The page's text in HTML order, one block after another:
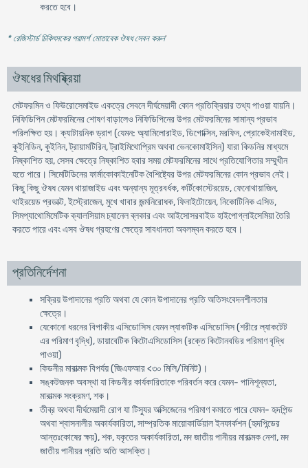
করতে হবে।
* রেজিস্টার্ড চিকিৎসকের পরামর্শ মোতাবেক ঔষধ সেবন করুন'
ঔষধের মিথষ্ক্রিয়া
মেটফরমিন ও ফিউরোসেমাইড একত্রে সেবনে দীর্ঘমেয়াদী কোন প্রতিক্রিয়ার তথ্য পাওয়া যায়নি।
নিফিডিপিন মেটফরমিনের শোষণ বাড়ালেও নিফিডিপিনের উপর মেটফরমিনের সামান্য প্রভাব
পরিলক্ষিত হয়। ক্যাটায়নিক ড্রাগ (যেমন: অ্যামিলোরাইড, ডিগোক্সিন, মরফিন, প্রোকেইনামাইড,
কুইনিডিন, কুইনিন, ট্রায়ামটিরিন, ট্রাইমিথোপ্রিম অথবা ভেনকোমাইসিন) যারা কিডনির মাধ্যমে
নিষ্কাশিত হয়, সেসব ক্ষেত্রে নিষ্কাশিত হবার সময় মেটফরমিনের সাথে প্রতিযোগিতার সম্মুখীন
হতে পারে। সিমেটিডিনের ফার্মাকোকাইনেটিক বৈশিষ্ট্যের উপর মেটফরমিনের কোন প্রভাব নেই।
কিছু কিছু ঔষধ যেমন থায়াজাইড এবং অন্যান্য মূত্রবর্ধক, কর্টিকোস্টেরয়েড, ফেনোথায়াজিন,
থাইরয়েড প্রডাক্ট, ইস্ট্রোজেন, মুখে খাবার জন্মনিরোধক, ফিনাইটোয়েন, নিকোটিনিক এসিড,
সিমপ্যাথোমিমেটিক ক্যালসিয়াম চ্যানেল ব্লকার এবং আইসোসরবাইড হাইপোগ্লাইসেমিয়া তৈরি
করতে পারে এবং এসব ঔষধ গ্রহণের ক্ষেত্রে সাবধানতা অবলম্বন করতে হবে।
প্রতিনির্দেশনা
সক্রিয় উপাদানের প্রতি অথবা যে কোন উপাদানের প্রতি অতিসংবেদনশীলতার
ক্ষেত্রে।
যেকোনো ধরনের বিপাকীয় এসিডোসিস যেমন ল্যাকটিক এসিডোসিস (শরীরে ল্যাকটেট
এর পরিমাণ বৃদ্ধি), ডায়াবেটিক কিটোএসিডোসিস (রক্তে কিটোনবডির পরিমাণ বৃদ্ধি
পাওয়া)
কিডনীর মারাত্মক বিপর্যয় (জিএফআর <৩০ মিলি/মিনিট)।
সঙ্কটজনক অবস্থা যা কিডনীর কার্যকারিতাকে পরিবর্তন করে যেমন- পানিশূন্যতা,
মারাত্মক সংক্রমণ, শক।
তীব্র অথবা দীর্ঘমেয়াদী রোগ যা টিস্যুর অক্সিজেনের পরিমাণ কমাতে পারে যেমন- হৃদপিন্ড
অথবা শ্বাসনালীর অকার্যকারিতা, সাম্প্রতিক মায়োকার্ডিয়াল ইনফার্কশন (হৃদপিন্ডের
আন্তঃকোষের ক্ষয়), শক, যকৃতের অকার্যকারিতা, মদ জাতীয় পানীয়র মারাত্মক নেশা, মদ
জাতীয় পানীয়র প্রতি অতি আসক্তি।